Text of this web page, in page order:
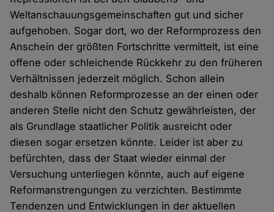
Weltanschauungsgemeinschaften gut und sicher
aufgehoben. Sogar dort, wo der Reformprozess den
Anschein der größten Fortschritte vermittelt, ist eine
offene oder schleichende Rückkehr zu den früheren
Verhältnissen jederzeit möglich. Schon allein
deshalb können Reformprozesse an der einen oder
anderen Stelle nicht den Schutz gewährleisten, der
als Grundlage staatlicher Politik ausreicht oder
diesen sogar ersetzen könnte. Leider ist aber zu
befürchten, dass der Staat wieder einmal der
Versuchung unterliegen könnte, auch auf eigene
Reformanstrengungen zu verzichten. Bestimmte
Tendenzen und Entwicklungen in der aktuellen